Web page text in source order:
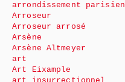
arrondissement parisien
Arroseur
Arroseur arrosé
Arsène
Arsène Altmeyer
art
Art Eixample